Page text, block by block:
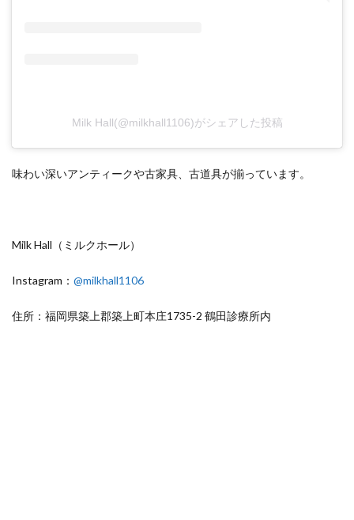
Milk Hall(@milkhall1106)がシェアした投稿
味わい深いアンティークや古家具、古道具が揃っています。
Milk Hall（ミルクホール）
Instagram： @milkhall1106
住所：福岡県築上郡築上町本庄1735-2 鶴田診療所内